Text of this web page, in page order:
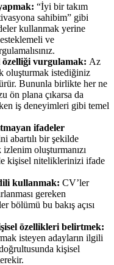
“İyi bir takım
sahibim” gibi
kullanmak yerine
ve
özelliği vurgulamak: Az
oluşturmak istediğiniz
Bununla birlikte her ne
ön plana çıkarsa da
iş deneyimleri gibi temel
ifadeler
abartılı bir şekilde
oluşturmanızı
kişisel niteliklerinizi ifade
kullanmak: CV’ler
gereken
bölümü bu bakış açısı
özellikleri belirtmek:
isteyen adayların ilgili
kişisel